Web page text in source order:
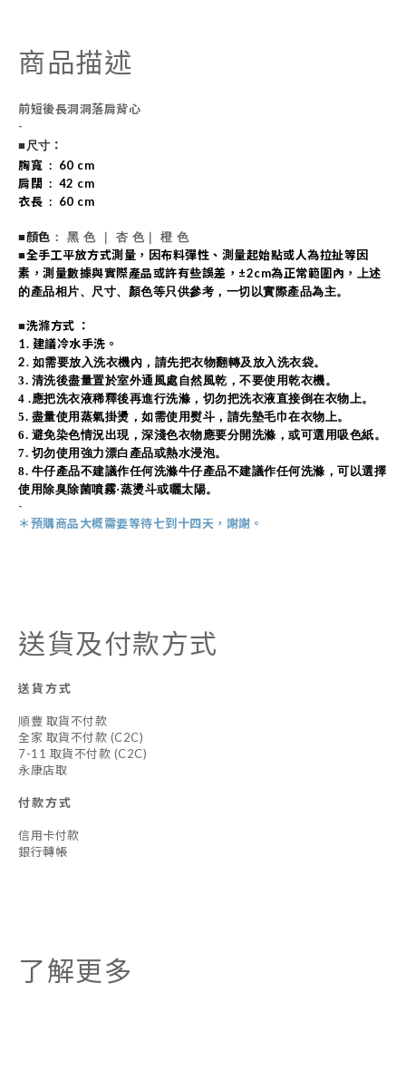
商品描述
前短後長洞洞落肩背心
-
■尺寸 ：
胸寬 : 60 cm
肩闊 : 42 cm
衣長 : 60 cm
■顏色 ： 黑 色 ｜ 杏 色｜ 橙 色
■全手工平放方式測量，因布料彈性、測量起始點或人為拉扯等因
素，測量數據與實際產品或許有些誤差， ±2cm為正常範圍內， 上述
的產品相片、尺寸、顏色等只供參考，一切以實際產品為主。
■洗滌方式 ：
1. 建議冷水手洗。
2. 如需要放入洗衣機內，請先把衣物翻轉及放入洗衣袋。
3. 清洗後盡量置於室外通風處自然風乾，不要使用乾衣機。
4 .應把洗衣液稀釋後再進行洗滌，切勿把洗衣液直接倒在衣物上。
5. 盡量使用蒸氣掛燙，如需使用熨斗，請先墊毛巾在衣物上。
6. 避免染色情況出現，深淺色衣物應要分開洗滌，或可選用吸色紙。
7. 切勿使用強力漂白產品或熱水浸泡。
8. 牛仔產品不建議作任何洗滌牛仔產品不建議作任何洗滌，可以選擇
使用除臭除菌噴霧·蒸燙斗或曬太陽。
-
＊預購商品大概需要等待七到十四天，謝謝。
送貨及付款方式
送貨方式
順豐 取貨不付款
全家 取貨不付款 (C2C)
7-11 取貨不付款 (C2C)
永康店取
付款方式
信用卡付款
銀行轉帳
了解更多